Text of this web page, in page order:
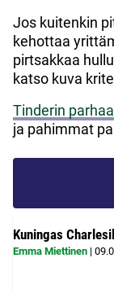
Jos kuitenkin
kehottaa
pirtsakkaa
katso kuva
Tinderin
ja pahimmat
Kuningas
Emma Miettinen |